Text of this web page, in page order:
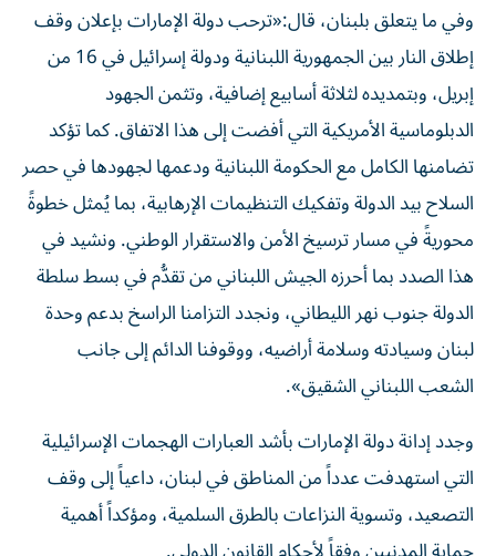
وفي ما يتعلق بلبنان، قال:«ترحب دولة الإمارات بإعلان وقف
إطلاق النار بين الجمهورية اللبنانية ودولة إسرائيل في 16 من
إبريل، وبتمديده لثلاثة أسابيع إضافية، وتثمن الجهود
الدبلوماسية الأمريكية التي أفضت إلى هذا الاتفاق. كما تؤكد
تضامنها الكامل مع الحكومة اللبنانية ودعمها لجهودها في حصر
السلاح بيد الدولة وتفكيك التنظيمات الإرهابية، بما يُمثل خطوةً
محوريةً في مسار ترسيخ الأمن والاستقرار الوطني. ونشيد في
هذا الصدد بما أحرزه الجيش اللبناني من تقدُّم في بسط سلطة
الدولة جنوب نهر الليطاني، ونجدد التزامنا الراسخ بدعم وحدة
لبنان وسيادته وسلامة أراضيه، ووقوفنا الدائم إلى جانب
الشعب اللبناني الشقيق».
وجدد إدانة دولة الإمارات بأشد العبارات الهجمات الإسرائيلية
التي استهدفت عدداً من المناطق في لبنان، داعياً إلى وقف
التصعيد، وتسوية النزاعات بالطرق السلمية، ومؤكداً أهمية